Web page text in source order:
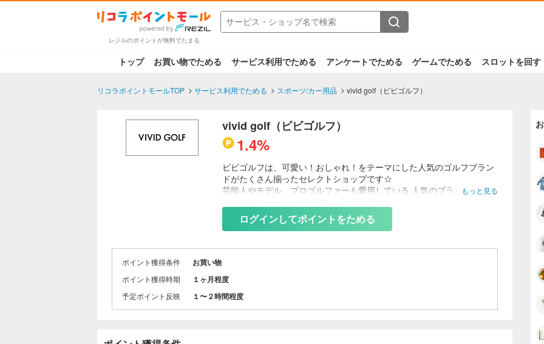
レジルのポイントが無料でたまる
トップ お買い物でためる サービス利用でためる アンケートでためる ゲームでためる スロットを回す
リコラポイントモールTOP サービス利用でためる スポーツ/カー用品 vivid golf（ビビゴルフ）
vivid golf（ビビゴルフ）
1.4%
ビビゴルフは、可愛い！おしゃれ！をテーマにした人気のゴルフブラン
ドがたくさん揃ったセレクトショップです☆
芸能人やモデル、プロゴルファーも愛用している 人気のブランド、アク
もっと見る
ログインしてポイントをためる
ポイント獲得条件 お買い物
ポイント獲得時期 １ヶ月程度
予定ポイント反映 １〜２時間程度